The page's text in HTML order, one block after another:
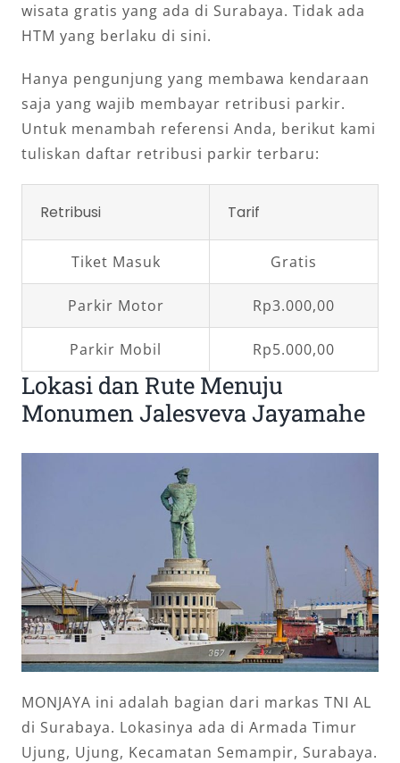
wisata gratis yang ada di Surabaya. Tidak ada
HTM yang berlaku di sini.
Hanya pengunjung yang membawa kendaraan
saja yang wajib membayar retribusi parkir.
Untuk menambah referensi Anda, berikut kami
tuliskan daftar retribusi parkir terbaru:
Retribusi Tarif
Tiket Masuk Gratis
Parkir Motor Rp3.000,00
Parkir Mobil Rp5.000,00
Lokasi dan Rute Menuju
Monumen Jalesveva Jayamahe
MONJAYA ini adalah bagian dari markas TNI AL
di Surabaya. Lokasinya ada di Armada Timur
Ujung, Ujung, Kecamatan Semampir, Surabaya.